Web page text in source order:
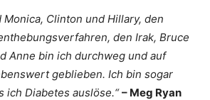
Monica, Clinton und Hillary, den
den Irak, Bruce
Anne bin ich durchweg und auf
geblieben. Ich bin sogar
ich Diabetes auslöse.“– Meg Ryan